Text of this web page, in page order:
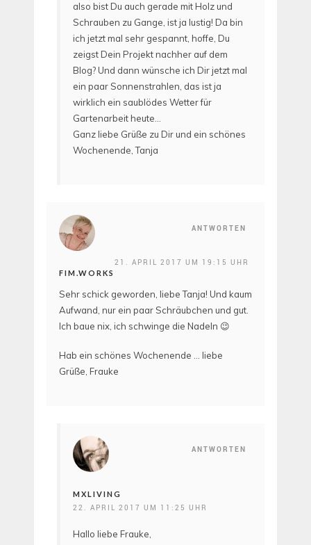
also bist Du auch gerade mit Holz und
Schrauben zu Gange, ist ja lustig! Da bin
ich jetzt mal sehr gespannt, hoffe, Du
zeigst Dein Projekt nachher auf dem
Blog? Und dann wünsche ich Dir jetzt mal
ein paar Sonnenstrahlen, das ist ja
wirklich ein saublödes Wetter für
Gartenarbeit heute…
Ganz liebe Grüße zu Dir und ein schönes
Wochenende, Tanja
ANTWORTEN
FIM.WORKS
21. APRIL 2017 UM 19:15 UHR
Sehr schick geworden, liebe Tanja! Und kaum
Aufwand, nur ein paar Schräubchen und gut.
Ich baue nix, ich schwinge die Nadeln 😉
Hab ein schönes Wochenende … liebe
Grüße, Frauke
ANTWORTEN
MXLIVING
22. APRIL 2017 UM 11:25 UHR
Hallo liebe Frauke,